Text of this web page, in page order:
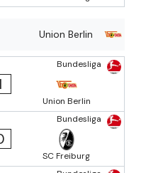
Union Berlin
Bundesliga
Union Berlin
Bundesliga
SC Freiburg